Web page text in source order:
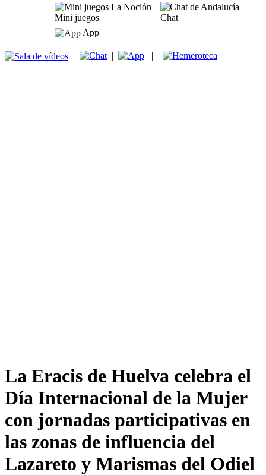
Mini juegos
Chat
App
| | |
La Eracis de Huelva celebra el
Día Internacional de la Mujer
con jornadas participativas en
las zonas de influencia del
Lazareto y Marismas del Odiel